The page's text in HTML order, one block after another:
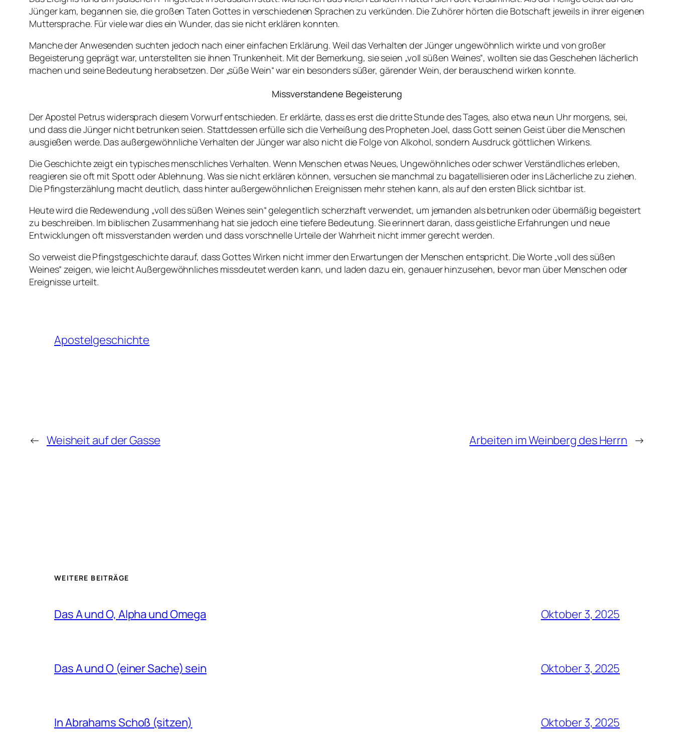
Jünger kam, begannen sie, die großen Taten Gottes in verschiedenen Sprachen zu verkünden. Die Zuhörer hörten die Botschaft jeweils in ihrer eigenen
Muttersprache. Für viele war dies ein Wunder, das sie nicht erklären konnten.
Manche der Anwesenden suchten jedoch nach einer einfachen Erklärung. Weil das Verhalten der Jünger ungewöhnlich wirkte und von großer
Begeisterung geprägt war, unterstellten sie ihnen Trunkenheit. Mit der Bemerkung, sie seien „voll süßen Weines“, wollten sie das Geschehen lächerlich
machen und seine Bedeutung herabsetzen. Der „süße Wein“ war ein besonders süßer, gärender Wein, der berauschend wirken konnte.
Missverstandene Begeisterung
Der Apostel Petrus widersprach diesem Vorwurf entschieden. Er erklärte, dass es erst die dritte Stunde des Tages, also etwa neun Uhr morgens, sei,
und dass die Jünger nicht betrunken seien. Stattdessen erfülle sich die Verheißung des Propheten Joel, dass Gott seinen Geist über die Menschen
ausgießen werde. Das außergewöhnliche Verhalten der Jünger war also nicht die Folge von Alkohol, sondern Ausdruck göttlichen Wirkens.
Die Geschichte zeigt ein typisches menschliches Verhalten. Wenn Menschen etwas Neues, Ungewöhnliches oder schwer Verständliches erleben,
reagieren sie oft mit Spott oder Ablehnung. Was sie nicht erklären können, versuchen sie manchmal zu bagatellisieren oder ins Lächerliche zu ziehen.
Die Pfingsterzählung macht deutlich, dass hinter außergewöhnlichen Ereignissen mehr stehen kann, als auf den ersten Blick sichtbar ist.
Heute wird die Redewendung „voll des süßen Weines sein“ gelegentlich scherzhaft verwendet, um jemanden als betrunken oder übermäßig begeistert
zu beschreiben. Im biblischen Zusammenhang hat sie jedoch eine tiefere Bedeutung. Sie erinnert daran, dass geistliche Erfahrungen und neue
Entwicklungen oft missverstanden werden und dass vorschnelle Urteile der Wahrheit nicht immer gerecht werden.
So verweist die Pfingstgeschichte darauf, dass Gottes Wirken nicht immer den Erwartungen der Menschen entspricht. Die Worte „voll des süßen
Weines“ zeigen, wie leicht Außergewöhnliches missdeutet werden kann, und laden dazu ein, genauer hinzusehen, bevor man über Menschen oder
Ereignisse urteilt.
Apostelgeschichte
← Weisheit auf der Gasse Arbeiten im Weinberg des Herrn →
WEITERE BEITRÄGE
Das A und O, Alpha und Omega Oktober 3, 2025
Das A und O (einer Sache) sein Oktober 3, 2025
In Abrahams Schoß (sitzen) Oktober 3, 2025